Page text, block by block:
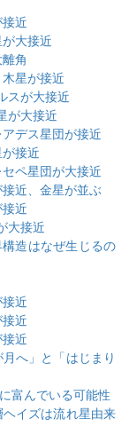
近
大接近
角
星が接近
スが大接近
が大接近
デス星団が接近
接近
ペ星団が大接近
近、金星が並ぶ
近
大接近
造はなぜ生じるの
近
近
近
へ」と「はじまり
富んでいる可能性
イズは流れ星由来